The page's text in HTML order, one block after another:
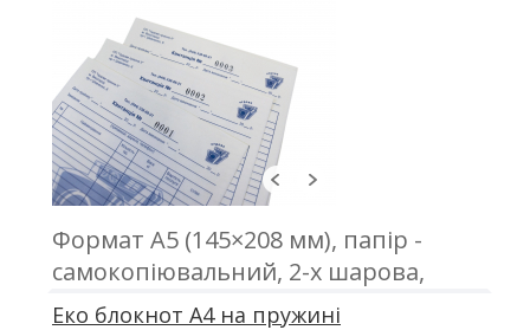
Формат А5 (145×208 мм), папір -
самокопіювальний, 2-х шарова,
офсетний друк, проклейка
Еко блокнот А4 на пружині